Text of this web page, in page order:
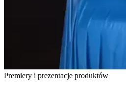
Premiery i prezentacje produktów